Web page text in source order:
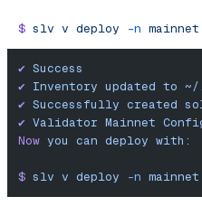
$ slv v deploy -n mainnet
✔︎ Success
✔ Inventory updated to
✔ Successfully created
✔︎ Validator Mainnet
Now you can deploy with:
$ slv v deploy -n mainnet